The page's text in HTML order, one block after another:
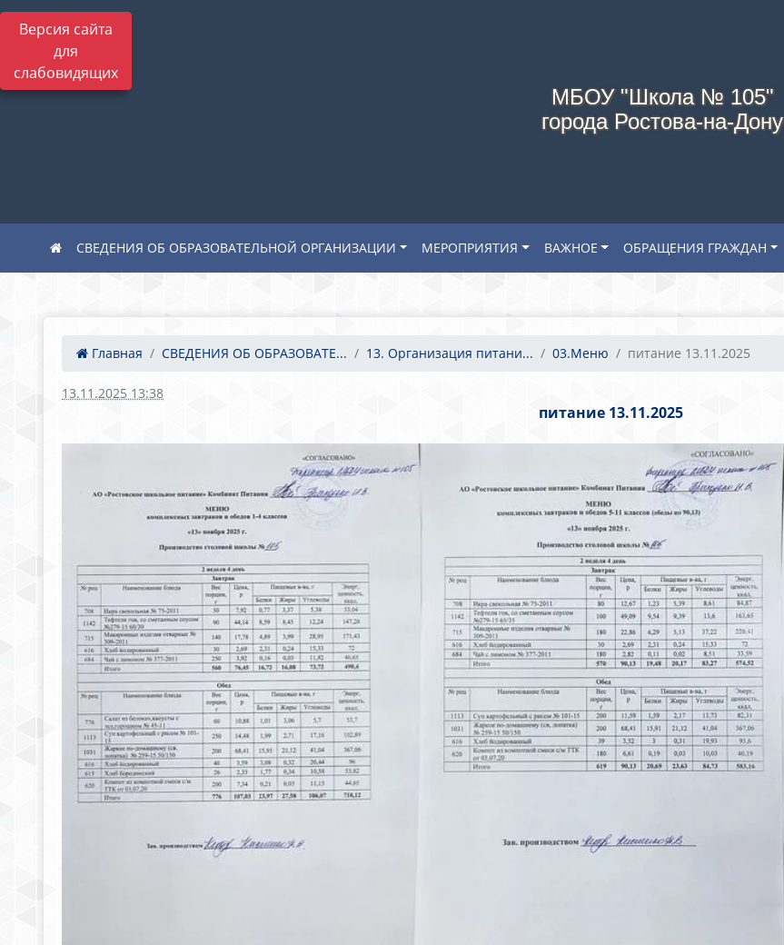
Версия сайта
для
слабовидящих
МБОУ "Школа № 105"
города Ростова-на-Дону
СВЕДЕНИЯ ОБ ОБРАЗОВАТЕЛЬНОЙ ОРГАНИЗАЦИИ МЕРОПРИЯТИЯ ВАЖНОЕ ОБРАЩЕНИЯ ГРАЖДАН
Главная СВЕДЕНИЯ ОБ ОБРАЗОВАТЕ... 13. Организация питани... 03.Меню питание 13.11.2025
13.11.2025 13:38
питание 13.11.2025